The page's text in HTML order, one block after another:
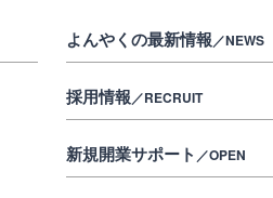
よんやくの最新情報／NEWS
採用情報／RECRUIT
新規開業サポート ／OPEN